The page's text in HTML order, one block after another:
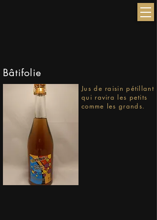
Bâtifolie
Jus de raisin pétillant
qui ravira les petits
comme les grands.